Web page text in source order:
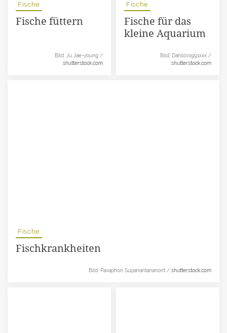
Fische
Fische füttern
Bild: Ju Jae-young /
shutterstock.com
Fische
Fische für das
kleine Aquarium
Bild: Danilov1991xxx /
shutterstock.com
Fische
Fischkrankheiten
Bild: Pavaphon Supanantananont / shutterstock.com